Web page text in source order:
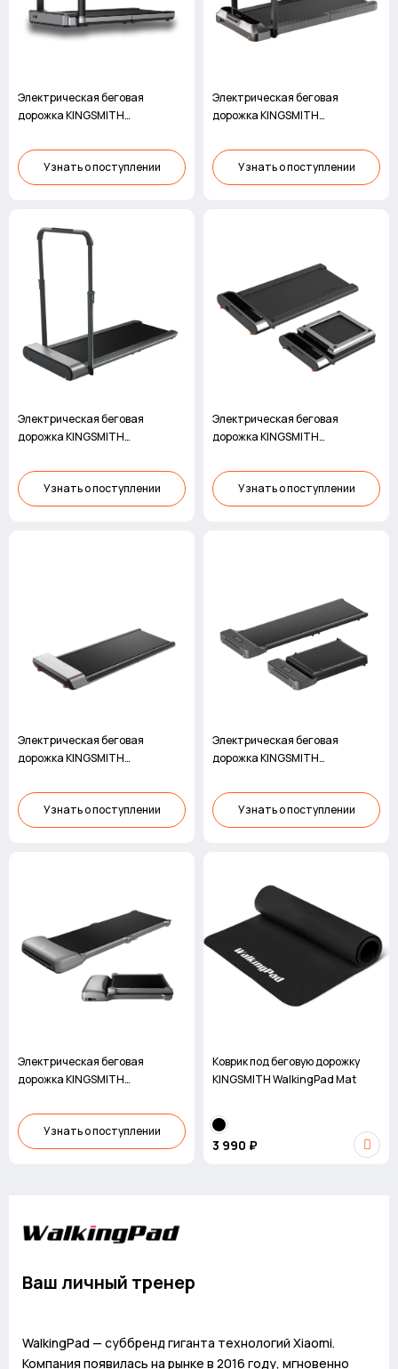
Электрическая беговая
дорожка KINGSMITH
Узнать о поступлении
Электрическая беговая
дорожка KINGSMITH
Узнать о поступлении
Электрическая беговая
дорожка KINGSMITH
Узнать о поступлении
Электрическая беговая
дорожка KINGSMITH
Узнать о поступлении
Электрическая беговая
дорожка KINGSMITH
Узнать о поступлении
Электрическая беговая
дорожка KINGSMITH
Узнать о поступлении
Электрическая беговая
дорожка KINGSMITH
Узнать о поступлении
Коврик под беговую дорожку
KINGSMITH WalkingPad Mat
3 990 ₽
Ваш личный тренер
WalkingPad — суббренд гиганта технологий Xiaomi.
Компания появилась на рынке в 2016 году, мгновенно